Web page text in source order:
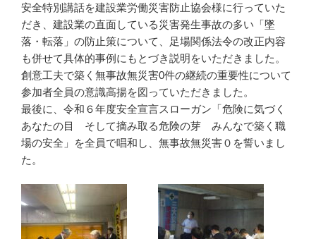
安全特別講話を建設業労働災害防止協会様に行っていた
だき、建設業の直面している災害発生事故の多い「墜
落・転落」の防止策について、足場関係法令の改正内容
も併せて具体的事例にもとづき説明をいただきました。
創意工夫で築く無事故無災害0件の継続の重要性について
参加者全員の意識高揚を図っていただきました。
最後に、令和６年度安全宣言スローガン「危険に気づく
あなたの目 そして摘み取る危険の芽 みんなで築く職
場の安全」を全員で唱和し、無事故無災害０を誓いまし
た。